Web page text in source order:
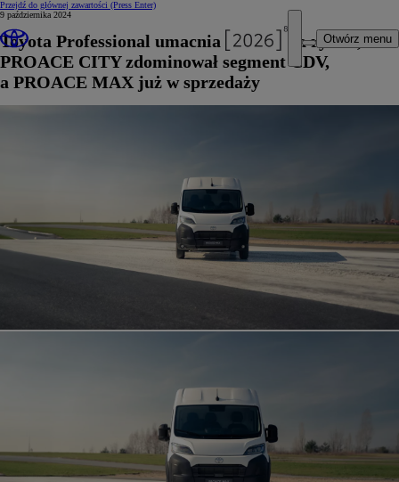
Przejdź do głównej zawartości (Press Enter)
Otwórz menu
9 października 2024
Toyota Professional umacnia pozycję na rynku,
PROACE CITY zdominował segment CDV,
a PROACE MAX już w sprzedaży